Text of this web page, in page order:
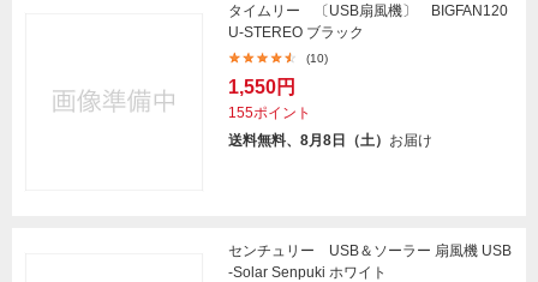
タイムリー 〔USB扇風機〕 BIGFAN120
U-STEREO ブラック
(10)
1,550円
155ポイント
送料無料、8月8日（土） お届け
センチュリー USB＆ソーラー 扇風機 USB
-Solar Senpuki ホワイト